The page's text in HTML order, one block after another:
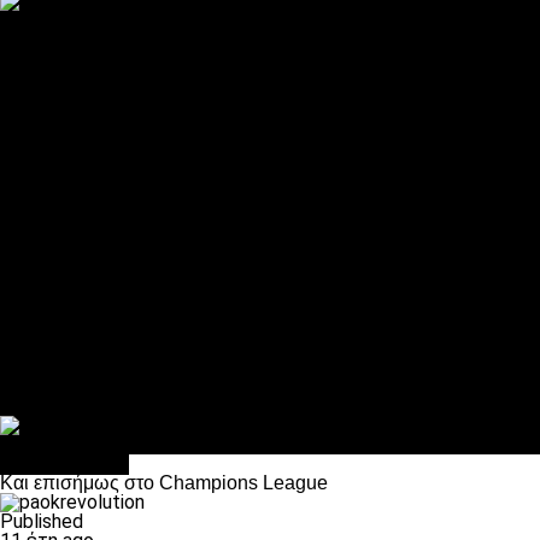
Και επισήμως στο Champions League
Published